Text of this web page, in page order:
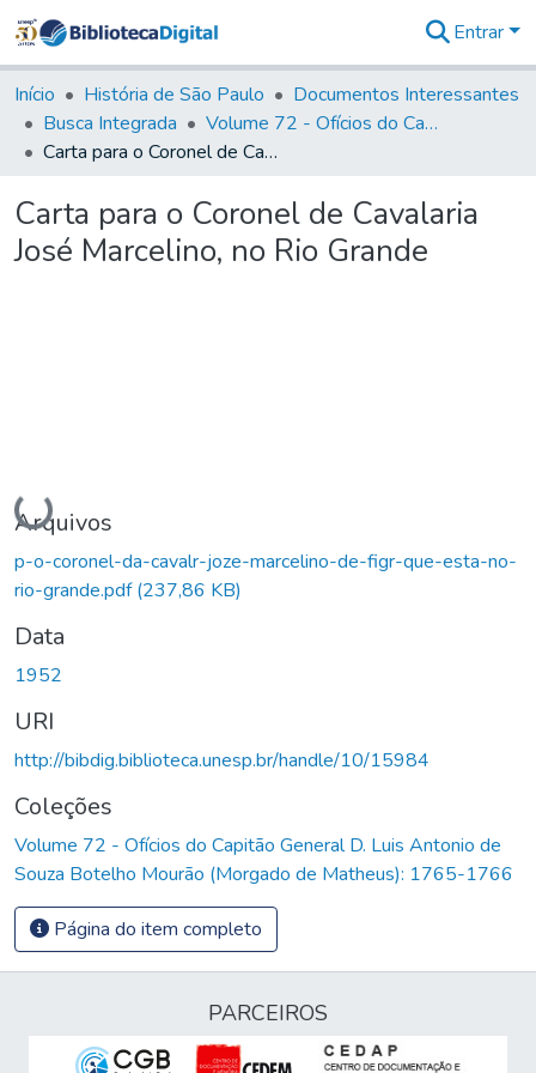
&
Coleções
Tudo na
Biblioteca
Estatísticas
Entrar
Início História de São Paulo
Documentos Interessantes
Busca Integrada
Volume 72 - Ofícios do Capitão General D. Luis Antonio de Souza Botelho Mourão (Morgado de Matheus): 1765-1766
Carta para o Coronel de Cavalaria José Marcelino, no Rio Grande
Carta para o Coronel de Cavalaria
José Marcelino, no Rio Grande
Carregando...
Arquivos
p-o-coronel-da-cavalr-joze-marcelino-de-figr-que-esta-no-
rio-grande.pdf(237,86 KB)
Data
1952
URI
http://bibdig.biblioteca.unesp.br/handle/10/15984
Coleções
Volume 72 - Ofícios do Capitão General D. Luis Antonio de
Souza Botelho Mourão (Morgado de Matheus): 1765-1766
Página do item completo
PARCEIROS